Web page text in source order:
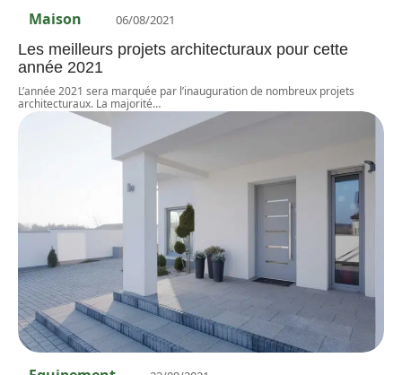
Maison 06/08/2021
Les meilleurs projets architecturaux pour cette
année 2021
L’année 2021 sera marquée par l’inauguration de nombreux projets
architecturaux. La majorité…